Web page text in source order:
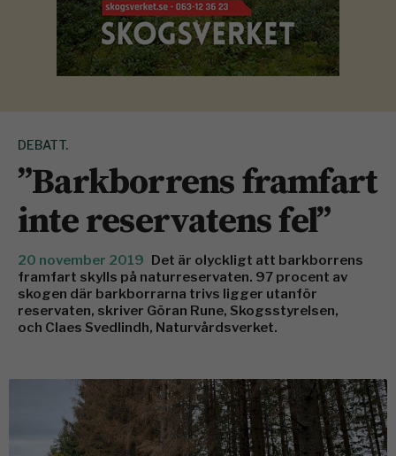
DEBATT.
”Barkborrens framfart
inte reservatens fel”
20 november 2019 Det är olyckligt att barkborrens
framfart skylls på naturreservaten. 97 procent av
skogen där barkborrarna trivs ligger utanför
reservaten, skriver Göran Rune, Skogsstyrelsen,
och Claes Svedlindh, Naturvårdsverket.